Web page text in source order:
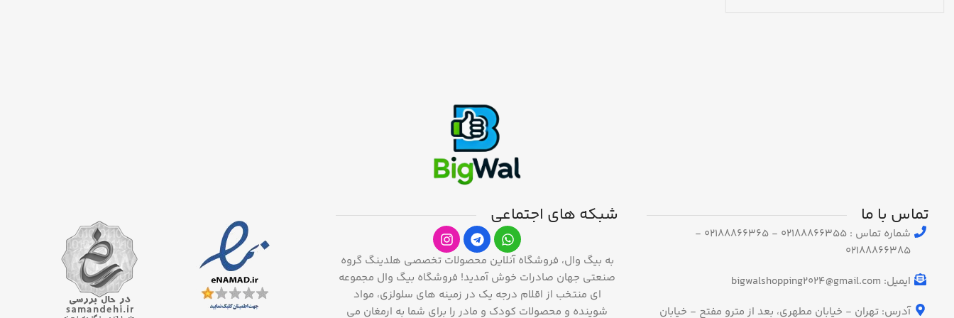
تماس با ما
شماره تماس : 02188866355 - 02188866365 -
02188866385
ایمیل: bigwalshopping2024@gmail.com
آدرس: تهران - خیابان مطهری، بعد از مترو مفتح - خیابان
شبکه های اجتماعی
به بیگ وال، فروشگاه آنلاین محصولات تخصصی هلدینگ گروه
صنعتی جهان صادرات خوش آمدید! فروشگاه بیگ وال مجموعه
ای منتخب از اقلام درجه یک در زمینه های سلولزی، مواد
شوینده و محصولات کودک و مادر را برای شما به ارمغان می